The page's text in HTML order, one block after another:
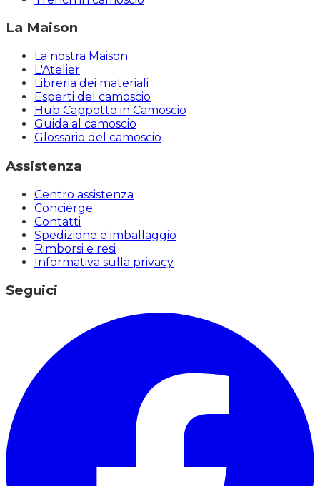
La Maison
La nostra Maison
L'Atelier
Libreria dei materiali
Esperti del camoscio
Hub Cappotto in Camoscio
Guida al camoscio
Glossario del camoscio
Assistenza
Centro assistenza
Concierge
Contatti
Spedizione e imballaggio
Rimborsi e resi
Informativa sulla privacy
Seguici